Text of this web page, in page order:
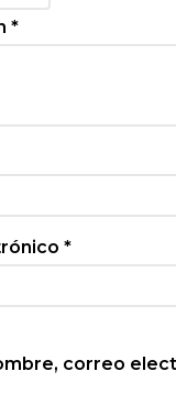
*
*
correo